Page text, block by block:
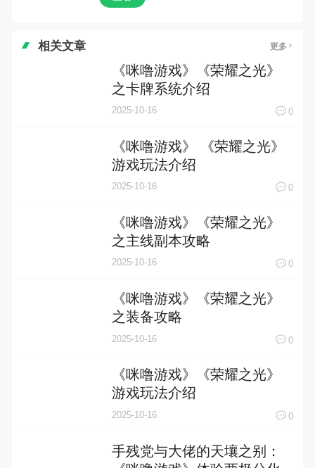
相关文章 更多
《咪噜游戏》《荣耀之光》
之卡牌系统介绍
2025-10-16 0
《咪噜游戏》 《荣耀之光》
游戏玩法介绍
2025-10-16 0
《咪噜游戏》《荣耀之光》
之主线副本攻略
2025-10-16 0
《咪噜游戏》《荣耀之光》
之装备攻略
2025-10-16 0
《咪噜游戏》《荣耀之光》
游戏玩法介绍
2025-10-16 0
手残党与大佬的天壤之别：